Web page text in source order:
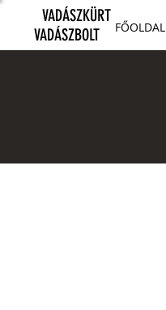
FŐOLDAL
VADÁSZKÜRT
VADÁSZBOLT